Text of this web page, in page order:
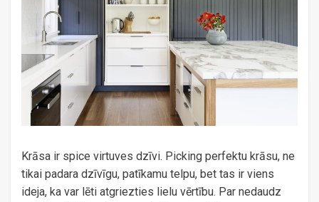
Krāsa ir spice virtuves dzīvi. Picking perfektu krāsu, ne
tikai padara dzīvīgu, patīkamu telpu, bet tas ir viens
ideja, ka var lēti atgriezties lielu vērtību. Par nedaudz